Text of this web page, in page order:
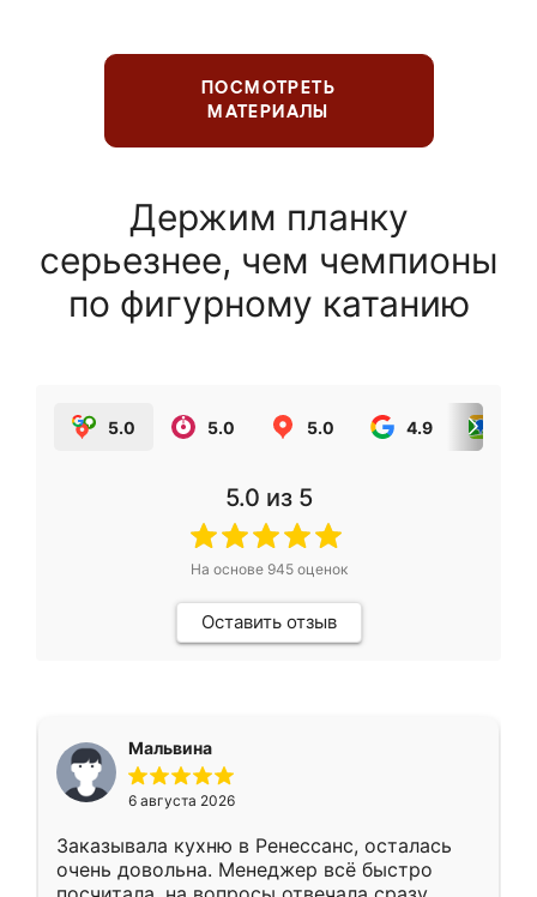
ПОСМОТРЕТЬ
МАТЕРИАЛЫ
Держим планку
серьезнее, чем чемпионы
по фигурному катанию
5.0 5.0 5.0 4.9
5.0 из 5
На основе 945оценок
Оставить отзыв
Мальвина
6 августа 2026
Заказывала кухню в Ренессанс, осталась
очень довольна. Менеджер всё быстро